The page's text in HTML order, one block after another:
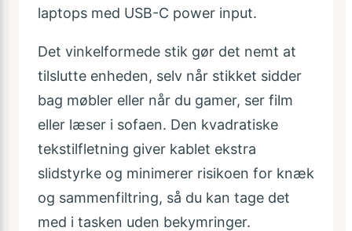
laptops med USB-C power input.
Det vinkelformede stik gør det nemt at
tilslutte enheden, selv når stikket sidder
bag møbler eller når du gamer, ser film
eller læser i sofaen. Den kvadratiske
tekstilfletning giver kablet ekstra
slidstyrke og minimerer risikoen for knæk
og sammenfiltring, så du kan tage det
med i tasken uden bekymringer.